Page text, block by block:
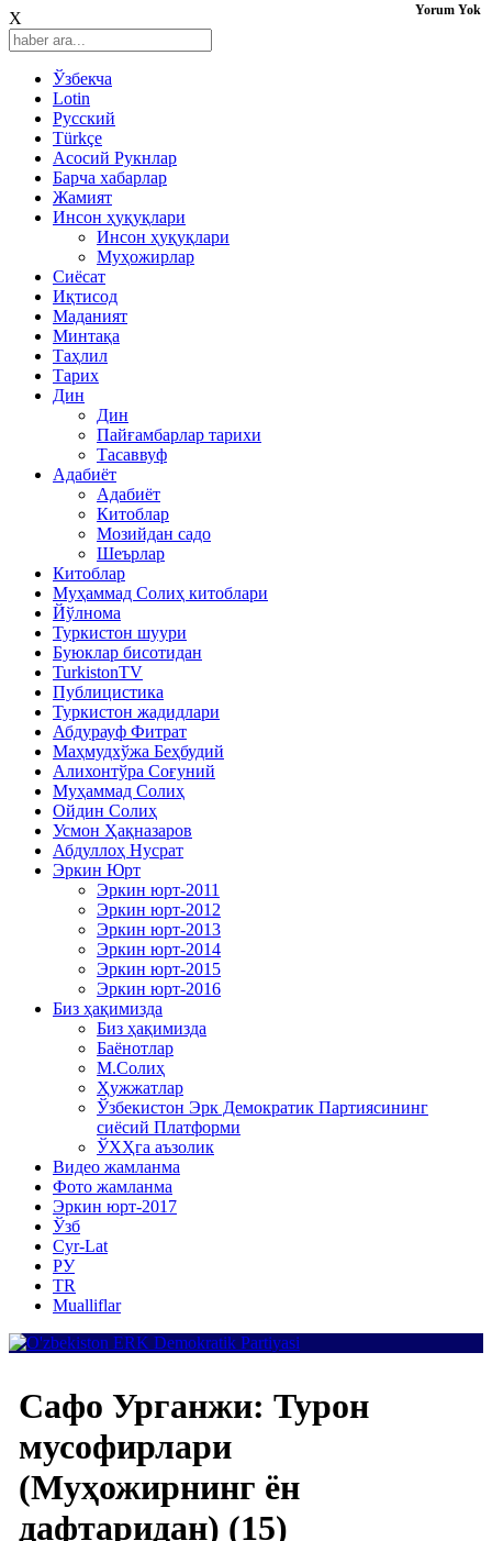
X
Ўзбекча
Lotin
Русский
Türkçe
Асосий Рукнлар
Барча хабарлар
Жамият
Инсон ҳуқуқлари
Инсон ҳуқуқлари
Муҳожирлар
Сиёсат
Иқтисод
Mаданият
Минтақа
Таҳлил
Тарих
Дин
Дин
Пайғамбарлар тарихи
Тасаввуф
Адабиёт
Адабиёт
Китоблар
Мозийдан садо
Шеърлар
Китоблар
Муҳаммад Солиҳ китоблари
Йўлнома
Туркистон шуури
Буюклар бисотидан
TurkistonTV
Публицистика
Туркистон жадидлари
Абдурауф Фитрат
Маҳмудхўжа Беҳбудий
Алихонтўра Соғуний
Муҳаммад Солиҳ
Ойдин Солиҳ
Усмон Ҳақназаров
Абдуллоҳ Нусрат
Эркин Юрт
Эркин юрт-2011
Эркин юрт-2012
Эркин юрт-2013
Эркин юрт-2014
Эркин юрт-2015
Эркин юрт-2016
Биз ҳақимизда
Биз ҳақимизда
Баёнотлар
М.Солиҳ
Ҳужжатлар
Ўзбекистон Эрк Демократик Партиясининг
сиёсий Платформи
ЎХҲга аъзолик
Видео жамланма
Фото жамланма
Эркин юрт-2017
Ўзб
Cyr-Lat
РУ
TR
Mualliflar
Сафо Урганжи: Турон
мусофирлари
(Муҳожирнинг ён
дафтаридан) (15)
Yorum Yok